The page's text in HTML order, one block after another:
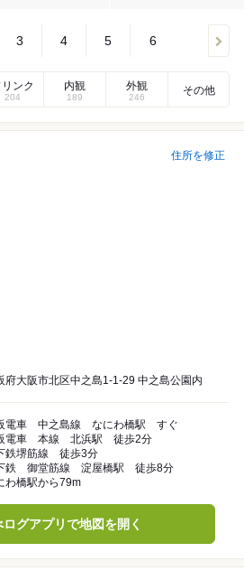
3 4 5 6
リンク
204
内観
189
外観
246
その他
住所を修正
府大阪市北区中之島1-1-29 中之島公園内
電車 中之島線 なにわ橋駅 すぐ
電車 本線 北浜駅 徒歩2分
鉄堺筋線 徒歩3分
鉄 御堂筋線 淀屋橋駅 徒歩8分
わ橋駅から79m
ログアプリで地図を開く